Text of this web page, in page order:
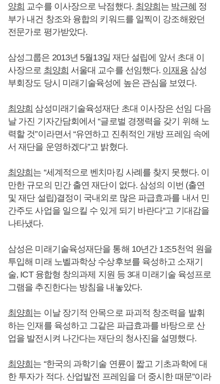
양희 교수를 이사장으로 낙점했다. 최양희 는 박근혜 정
부가 내건 창조와 융합의 키워드를 일찍이 강조해왔던
전문가로 평가받았다.
삼성그룹은 2013년 5월13일 재단 설립에 앞서 초대 이
사장으로 최양희 서울대 교수를 선임했다. 이재용삼성
부회장도 당시 미래기술육성에 높은 관심을 보였다.
최양희 삼성미래기술육성재단 초대 이사장은 선임 다음
날 가진 기자간담회에서 “글로벌 경쟁력을 갖기 위해 노
력할 것”이라면서 “유연하고 진취적인 개방 프레임 속에
서 재단을 운영하겠다”고 밝혔다.
최양희 는 “세계적으로 벤치마킹 사례를 찾지 못했다. 이
만한 규모의 민간 출연 재단이 없다. 삼성의 이번 (출연
및 재단 설립)결정이 국내외로 많은 파급효과를 내서 민
간주도 사업을 일으킬 수 있게 되기 바란다”고 기대감을
나타냈다.
삼성은 미래기술육성재단을 통해 10년간 1조5천억 원을
투입해 미래 노벨과학상 수상후보를 육성하고 소재기
술, ICT 융합형 창의과제 지원 등 3대 미래기술 육성프로
그램을 추진한다는 방침을 내놓았다.
최양희 는 이날 장기적 안목으로 파괴적 창조력을 발휘
하는 인재를 육성하고 그같은 파급효과를 바탕으로 산
업을 발전시켜 나간다는 재단의 청사진을 설명했다.
최양희 는 “한국의 과학기술 연륜이 짧고 기초과학에 대
한 투자가 적다. 산업발전 프레임을 더 중시한 때문”이라